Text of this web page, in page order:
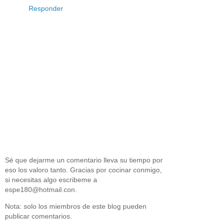
Responder
Sé que dejarme un comentario lleva su tiempo por
eso los valoro tanto. Gracias por cocinar conmigo,
si necesitas algo escribeme a
espe180@hotmail.con.
Nota: solo los miembros de este blog pueden
publicar comentarios.